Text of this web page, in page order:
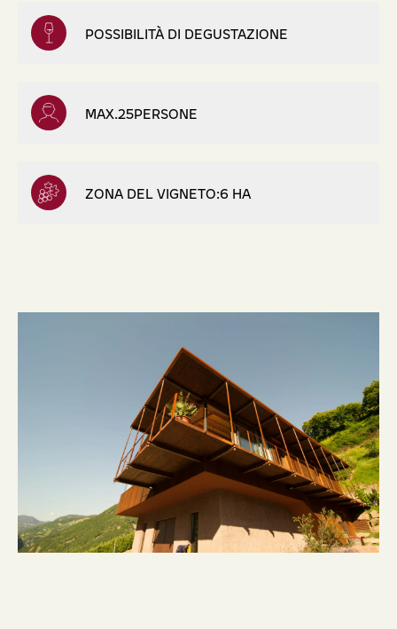
POSSIBILITÀ DI DEGUSTAZIONE
MAX.25PERSONE
ZONA DEL VIGNETO:6 HA